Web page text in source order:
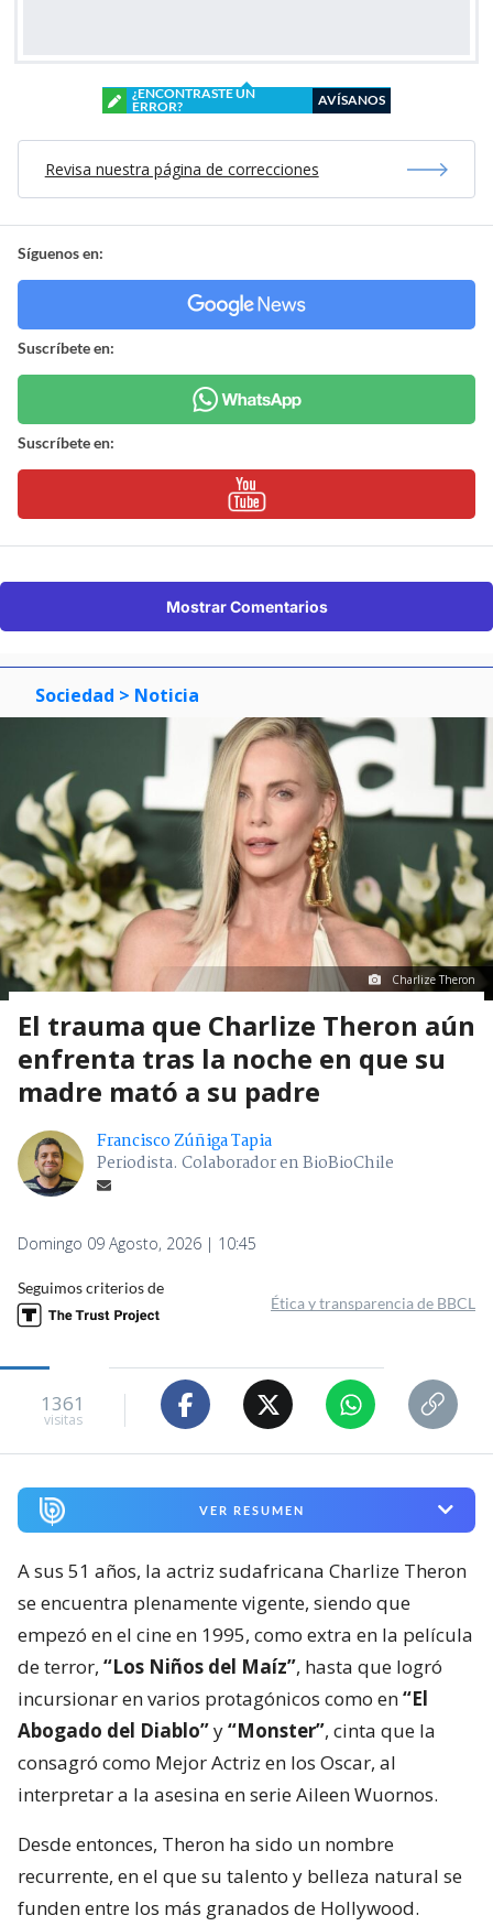
¿ENCONTRASTE UN
ERROR?
AVÍSANOS
Revisa nuestra página de correcciones
Síguenos en:
Suscríbete en:
Suscríbete en:
Mostrar Comentarios
Sociedad > Noticia
Charlize Theron
El trauma que Charlize Theron aún
enfrenta tras la noche en que su
madre mató a su padre
Francisco Zúñiga Tapia
Periodista. Colaborador en BioBioChile
Domingo 09 Agosto, 2026 | 10:45
Seguimos criterios de
Ética y transparencia de BBCL
1361
visitas
VER RESUMEN
A sus 51 años, la actriz sudafricana Charlize Theron
se encuentra plenamente vigente, siendo que
empezó en el cine en 1995, como extra en la película
de terror, “Los Niños del Maíz”, hasta que logró
incursionar en varios protagónicos como en“El
Abogado del Diablo”y“Monster”, cinta que la
consagró como Mejor Actriz en los Oscar, al
interpretar a la asesina en serie Aileen Wuornos.
Desde entonces, Theron ha sido un nombre
recurrente, en el que su talento y belleza natural se
funden entre los más granados de Hollywood.